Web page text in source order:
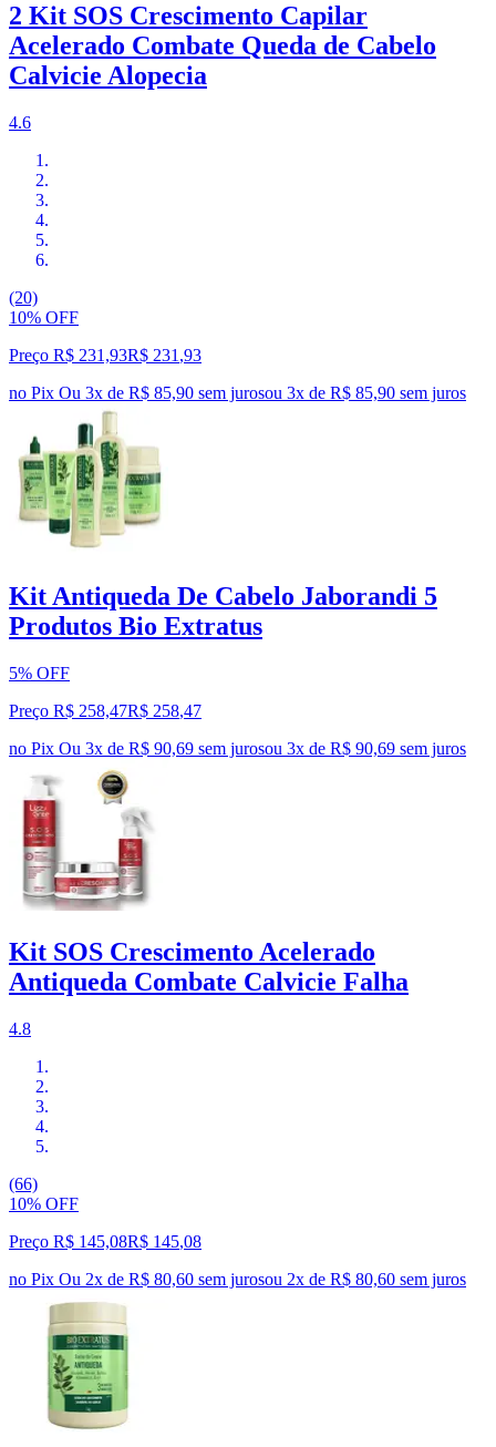
2 Kit SOS Crescimento Capilar
Acelerado Combate Queda de Cabelo
Calvicie Alopecia
4.6
(20)
10% OFF
Preço R$ 231,93R$ 231 ,93
no Pix Ou 3x de R$ 85,90 sem jurosou 3x de R$ 85,90 sem juros
Kit Antiqueda De Cabelo Jaborandi 5
Produtos Bio Extratus
5% OFF
Preço R$ 258,47R$ 258,47
no Pix Ou 3x de R$ 90,69 sem jurosou 3x de R$ 90,69 sem juros
Kit SOS Crescimento Acelerado
Antiqueda Combate Calvicie Falha
4.8
(66)
10% OFF
Preço R$ 145,08R$ 145,08
no Pix Ou 2x de R$ 80,60 sem jurosou 2x de R$ 80,60 sem juros